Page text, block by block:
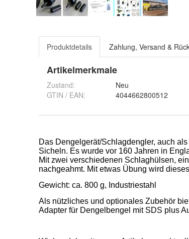
Produktdetails Zahlung, Versand &
Artikelmerkmale
Zustand:
Neu
GTIN / EAN:
4044662800512